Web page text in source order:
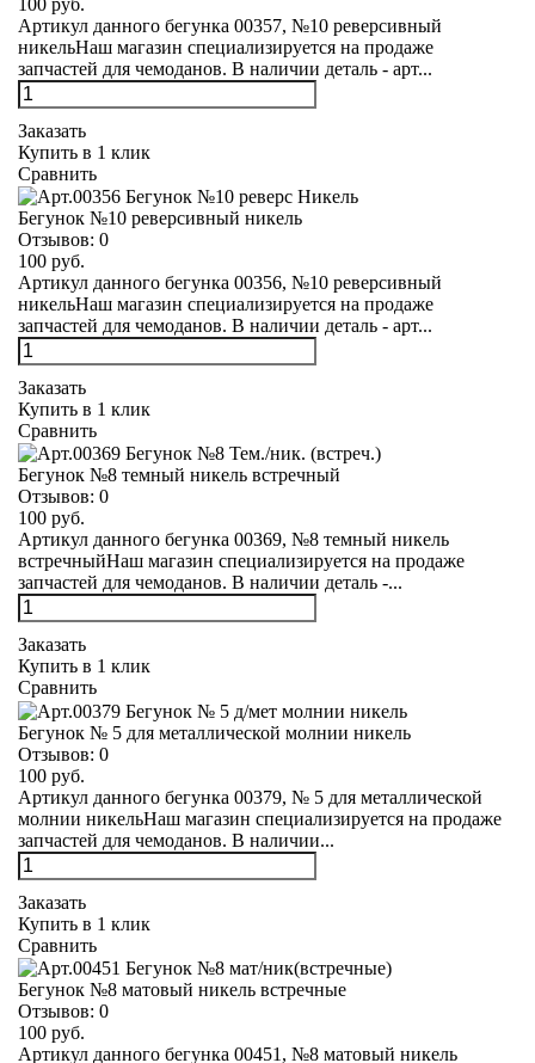
Артикул данного бегунка 00357, №10 реверсивный
никельНаш магазин специализируется на продаже
запчастей для чемоданов. В наличии деталь - арт...
Заказать
Купить в 1 клик
Сравнить
Бегунок №10 реверсивный никель
Отзывов: 0
100 руб.
Артикул данного бегунка 00356, №10 реверсивный
никельНаш магазин специализируется на продаже
запчастей для чемоданов. В наличии деталь - арт...
Заказать
Купить в 1 клик
Сравнить
Бегунок №8 темный никель встречный
Отзывов: 0
100 руб.
Артикул данного бегунка 00369, №8 темный никель
встречныйНаш магазин специализируется на продаже
запчастей для чемоданов. В наличии деталь -...
Заказать
Купить в 1 клик
Сравнить
Бегунок № 5 для металлической молнии никель
Отзывов: 0
100 руб.
Артикул данного бегунка 00379, № 5 для металлической
молнии никельНаш магазин специализируется на продаже
запчастей для чемоданов. В наличии...
Заказать
Купить в 1 клик
Сравнить
Бегунок №8 матовый никель встречные
Отзывов: 0
100 руб.
Артикул данного бегунка 00451, №8 матовый никель